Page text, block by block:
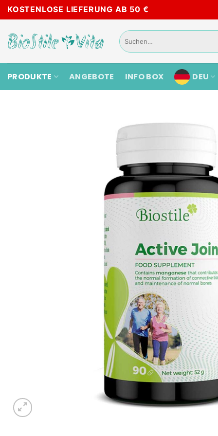
Zum
Inhalt
KOSTENLOSE LIEFERUNG AB 50 €
Suchen
nach:
PRODUKTE ANGEBOTE INFO BOX DEU